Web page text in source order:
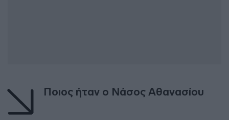
Ποιος ήταν ο Νάσος Αθανασίου